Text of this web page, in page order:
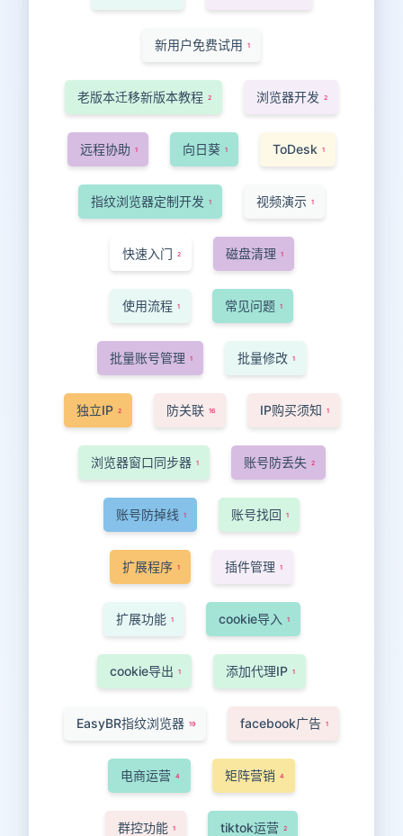
新用户免费试用 1
老版本迁移新版本教程 2 浏览器开发 2
远程协助 1 向日葵 1 ToDesk 1
指纹浏览器定制开发 1 视频演示 1
快速入门 2 磁盘清理 1
使用流程 1 常见问题 1
批量账号管理 1 批量修改 1
独立IP 2 防关联 16 IP购买须知 1
浏览器窗口同步器 1 账号防丢失 2
账号防掉线 1 账号找回 1
扩展程序 1 插件管理 1
扩展功能 1 cookie导入 1
cookie导出 1 添加代理IP 1
EasyBR指纹浏览器 19 facebook广告 1
电商运营 4 矩阵营销 4
群控功能 1 tiktok运营 2